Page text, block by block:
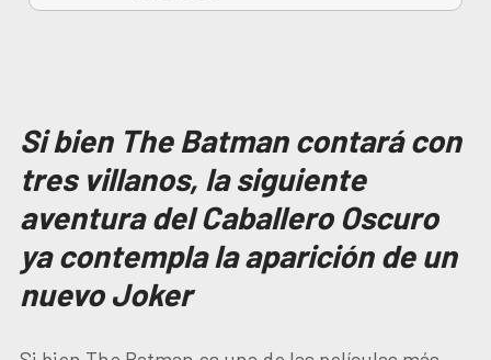
Si bien The Batman contará con
tres villanos, la siguiente
aventura del Caballero Oscuro
ya contempla la aparición de un
nuevo Joker